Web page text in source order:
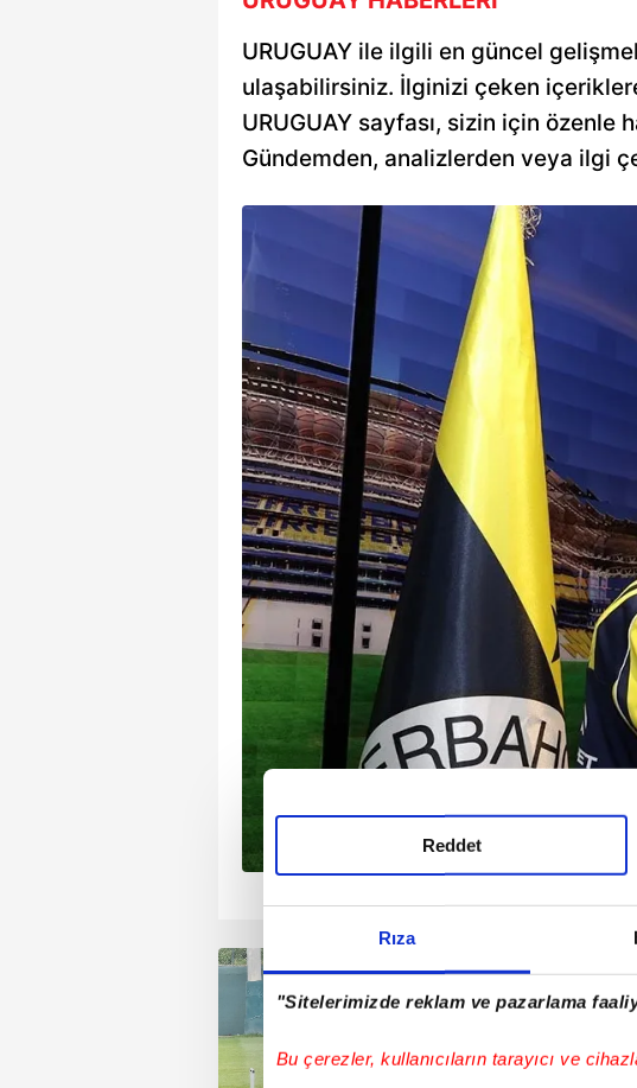
Rıza
"Sitelerimizde reklam ve pazarlama
Bu çerezler, kullanıcıların tarayıcı ve
Reddet
URUGUAY ile ilgili en güncel
ulaşabilirsiniz. İlginizi çeken
URUGUAY sayfası, sizin için özenle
Gündemden, analizlerden veya ilgi